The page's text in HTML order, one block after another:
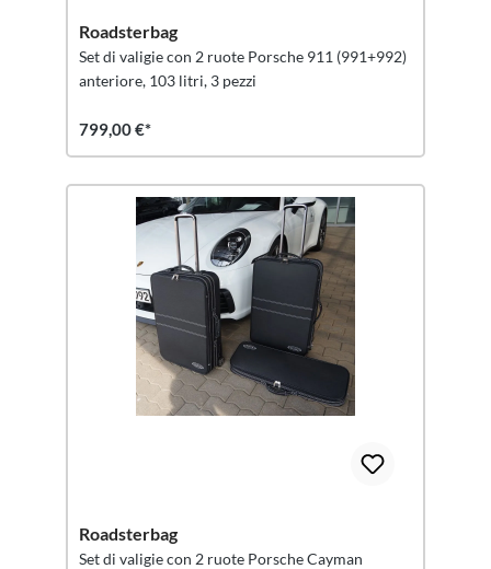
Roadsterbag
Set di valigie con 2 ruote Porsche 911 (991+992)
anteriore, 103 litri, 3 pezzi
799,00 €*
Roadsterbag
Set di valigie con 2 ruote Porsche Cayman